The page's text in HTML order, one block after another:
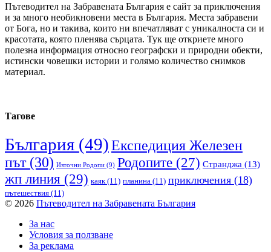
Пътеводител на Забравената България е сайт за приключения
и за много необикновени места в България. Места забравени
от Бога, но и такива, които ни впечатляват с уникалноста си и
красотата, която пленява сърцата. Тук ще откриете много
полезна информация относно географски и природни обекти,
истински човешки истории и голямо количество снимков
материал.
Тагове
България (49)Експедиция Железен
път(30) Източни Родопи (9) Родопите (27) Странджа (13)
жп линия (29) каяк(11) планина (11) приключения (18)
пътешествия (11)
© 2026 Пътеводител на Забравената България
За нас
Условия за ползване
За реклама